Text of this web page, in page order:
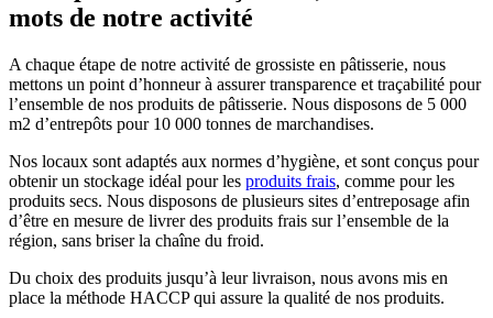
mots de notre activité
A chaque étape de notre activité de grossiste en pâtisserie, nous
mettons un point d’honneur à assurer transparence et traçabilité pour
l’ensemble de nos produits de pâtisserie. Nous disposons de 5 000
m2 d’entrepôts pour 10 000 tonnes de marchandises.
Nos locaux sont adaptés aux normes d’hygiène, et sont conçus pour
obtenir un stockage idéal pour les produits frais, comme pour les
produits secs. Nous disposons de plusieurs sites d’entreposage afin
d’être en mesure de livrer des produits frais sur l’ensemble de la
région, sans briser la chaîne du froid.
Du choix des produits jusqu’à leur livraison, nous avons mis en
place la méthode HACCP qui assure la qualité de nos produits.